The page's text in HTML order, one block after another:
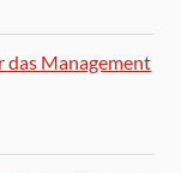
das Management